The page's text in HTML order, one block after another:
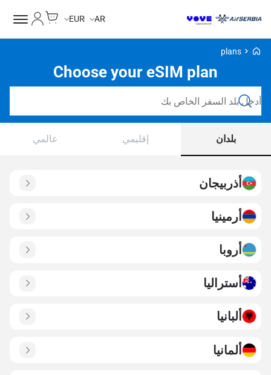
AR
EUR
Voye Homepage
plans
Choose your eSIM plan
ابحث عن خطط
بلدان إقليمي عالمي
أذربيجان
أرمينيا
أروبا
أستراليا
ألبانيا
ألمانيا